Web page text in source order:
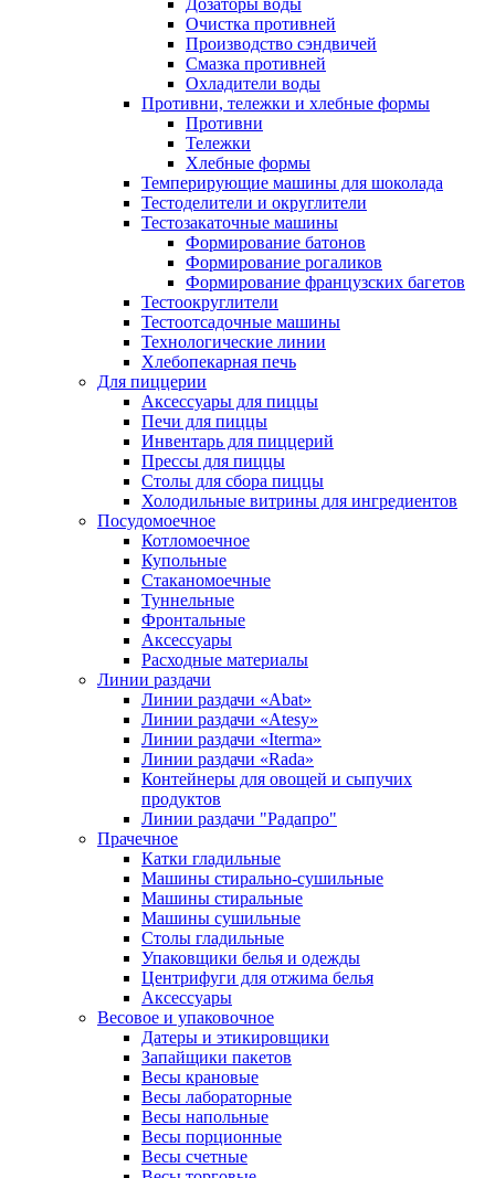
Дозаторы воды
Очистка противней
Производство сэндвичей
Смазка противней
Охладители воды
Противни, тележки и хлебные формы
Противни
Тележки
Хлебные формы
Темперирующие машины для шоколада
Тестоделители и округлители
Тестозакаточные машины
Формирование батонов
Формирование рогаликов
Формирование французских багетов
Тестоокруглители
Тестоотсадочные машины
Технологические линии
Хлебопекарная печь
Для пиццерии
Аксессуары для пиццы
Печи для пиццы
Инвентарь для пиццерий
Прессы для пиццы
Столы для сбора пиццы
Холодильные витрины для ингредиентов
Посудомоечное
Котломоечное
Купольные
Стаканомоечные
Туннельные
Фронтальные
Аксессуары
Расходные материалы
Линии раздачи
Линии раздачи «Abat»
Линии раздачи «Atesy»
Линии раздачи «Iterma»
Линии раздачи «Rada»
Контейнеры для овощей и сыпучих
продуктов
Линии раздачи "Радапро"
Прачечное
Катки гладильные
Машины стирально-сушильные
Машины стиральные
Машины сушильные
Столы гладильные
Упаковщики белья и одежды
Центрифуги для отжима белья
Аксессуары
Весовое и упаковочное
Датеры и этикировщики
Запайщики пакетов
Весы крановые
Весы лабораторные
Весы напольные
Весы порционные
Весы счетные